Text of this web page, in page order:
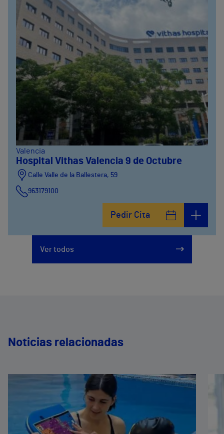
Valencia
Hospital Vithas Valencia 9 de Octubre
Calle Valle de la Ballestera, 59
963179100
Pedir Cita
Ver todos
Noticias relacionadas